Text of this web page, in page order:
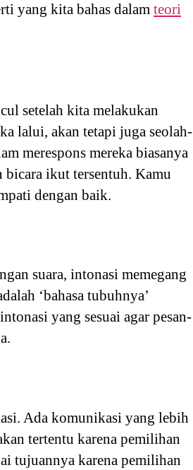
yang kita bahas dalam teori
setelah kita melakukan
lalui, akan tetapi juga seolah-
merespons mereka biasanya
ikut tersentuh. Kamu
dengan baik.
suara, intonasi memegang
‘bahasa tubuhnya’
yang sesuai agar pesan-
Ada komunikasi yang lebih
tertentu karena pemilihan
tujuannya karena pemilihan